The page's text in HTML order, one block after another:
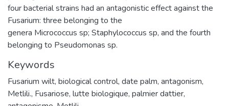
four bacterial strains had an antagonistic effect against the
Fusarium: three belonging to the
genera Micrococcus sp; Staphylococcus sp, and the fourth
belonging to Pseudomonas sp.
Keywords
Fusarium wilt, biological control, date palm, antagonism,
Metlili., Fusariose, lutte biologique, palmier dattier,